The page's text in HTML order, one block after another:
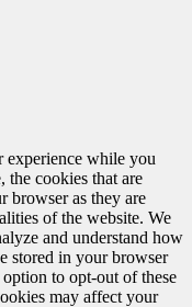
experience while you
the cookies that are
browser as they are
of the website. We
and understand how
stored in your browser
to opt-out of these
may affect your